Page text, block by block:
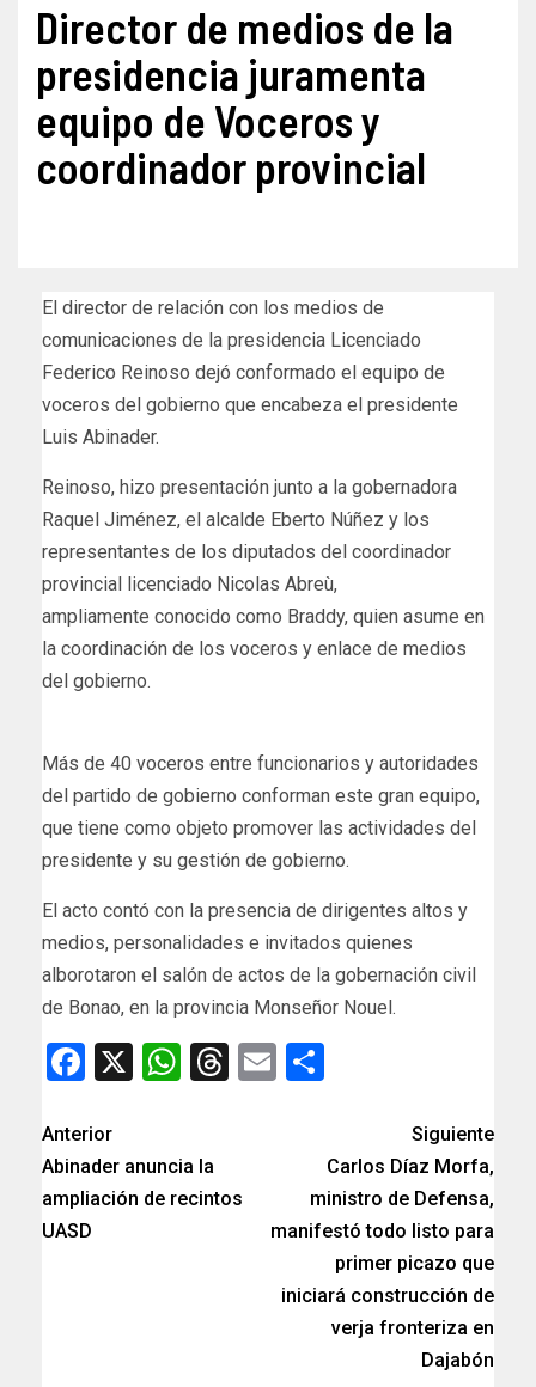
Director de medios de la
presidencia juramenta
equipo de Voceros y
coordinador provincial
El director de relación con los medios de
comunicaciones de la presidencia Licenciado
Federico Reinoso dejó conformado el equipo de
voceros del gobierno que encabeza el presidente
Luis Abinader.
Reinoso, hizo presentación junto a la gobernadora
Raquel Jiménez, el alcalde Eberto Núñez y los
representantes de los diputados del coordinador
provincial licenciado Nicolas Abreù,
ampliamente conocido como Braddy, quien asume en
la coordinación de los voceros y enlace de medios
del gobierno.
Más de 40 voceros entre funcionarios y autoridades
del partido de gobierno conforman este gran equipo,
que tiene como objeto promover las actividades del
presidente y su gestión de gobierno.
El acto contó con la presencia de dirigentes altos y
medios, personalidades e invitados quienes
alborotaron el salón de actos de la gobernación civil
de Bonao, en la provincia Monseñor Nouel.
Facebook
X WhatsApp
Threads
Email
Anterior
Abinader anuncia la
ampliación de recintos
UASD
Siguiente
Carlos Díaz Morfa,
ministro de Defensa,
manifestó todo listo para
primer picazo que
iniciará construcción de
verja fronteriza en
Dajabón